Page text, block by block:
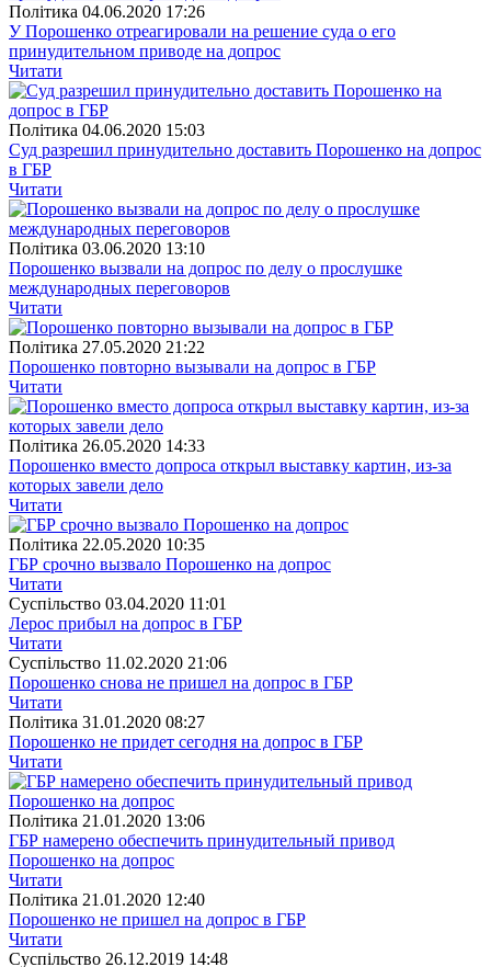
Полiтика 04.06.2020 17:26
У Порошенко отреагировали на решение суда о его
принудительном приводе на допрос
Читати
Полiтика 04.06.2020 15:03
Суд разрешил принудительно доставить Порошенко на допрос
в ГБР
Читати
Полiтика 03.06.2020 13:10
Порошенко вызвали на допрос по делу о прослушке
международных переговоров
Читати
Полiтика 27.05.2020 21:22
Порошенко повторно вызывали на допрос в ГБР
Читати
Полiтика 26.05.2020 14:33
Порошенко вместо допроса открыл выставку картин, из-за
которых завели дело
Читати
Полiтика 22.05.2020 10:35
ГБР срочно вызвало Порошенко на допрос
Читати
Суспiльство 03.04.2020 11:01
Лерос прибыл на допрос в ГБР
Читати
Суспiльство 11.02.2020 21:06
Порошенко снова не пришел на допрос в ГБР
Читати
Полiтика 31.01.2020 08:27
Порошенко не придет сегодня на допрос в ГБР
Читати
Полiтика 21.01.2020 13:06
ГБР намерено обеспечить принудительный привод
Порошенко на допрос
Читати
Полiтика 21.01.2020 12:40
Порошенко не пришел на допрос в ГБР
Читати
Суспiльство 26.12.2019 14:48